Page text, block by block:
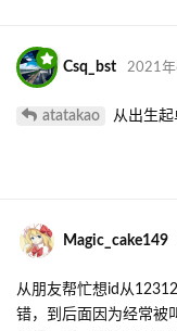
Csq_bst 2021
atatakao 从出生
Magic_cake149
从朋友帮忙想id从
错，到后面因为经常被